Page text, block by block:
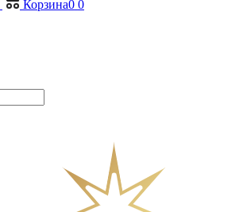
Корзина0 0